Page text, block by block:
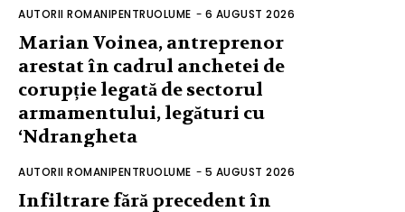
AUTORII ROMANIPENTRUOLUME - 6 AUGUST 2026
Marian Voinea, antreprenor
arestat în cadrul anchetei de
corupție legată de sectorul
armamentului, legături cu
‘Ndrangheta
AUTORII ROMANIPENTRUOLUME - 5 AUGUST 2026
Infiltrare fără precedent în